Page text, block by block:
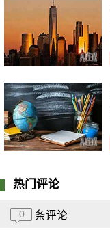
热门评论
0 条评论